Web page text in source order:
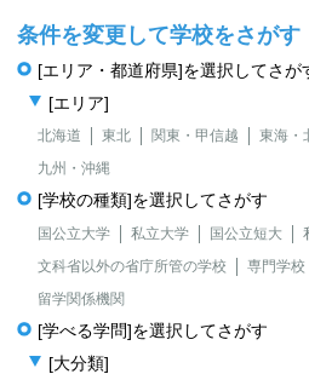
条件を変更して学校をさがす
[エリア・都道府県]を選択してさが
[エリア]
北海道 東北 関東・甲信越 東海・
九州・沖縄
[学校の種類]を選択してさがす
国公立大学 私立大学 国公立短大
文科省以外の省庁所管の学校
専門学校
留学関係機関
[学べる学問]を選択してさがす
[大分類]